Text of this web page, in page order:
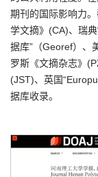
期刊的国际影响力
学文摘》(CA)、瑞
据库”（Georef）、
罗斯《文摘杂志》
(JST)、英国
据库收录。